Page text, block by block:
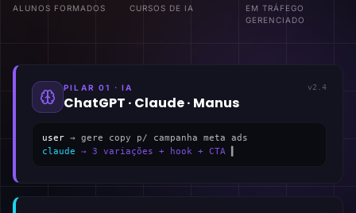
ALUNOS FORMADOS CURSOS DE IA
EM TRÁFEGO
GERENCIADO
PILAR 01 · IA
ChatGPT · Claude · Manus
v2.4
user → gere copy p/ campanha meta ads
claude → 3 variações + hook + CTA